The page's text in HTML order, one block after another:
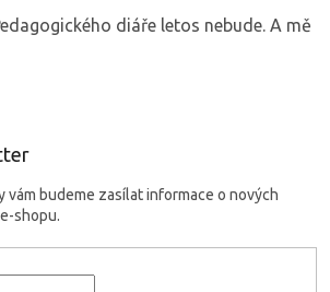
diáře letos nebude. A mě
vám budeme zasílat informace o nových
shopu.